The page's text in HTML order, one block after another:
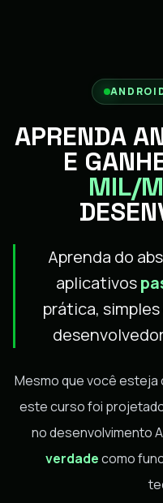
APRENDA
E
MIL/
Aprenda do
aplicativos
prática,
Mesmo que você esteja
este curso foi
no desenvolvimento
verdadecomo